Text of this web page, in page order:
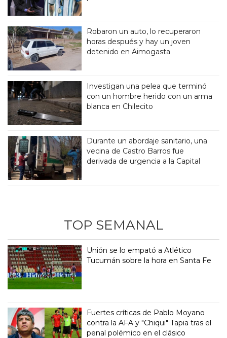
Robaron un auto, lo recuperaron
horas después y hay un joven
detenido en Aimogasta
Investigan una pelea que terminó
con un hombre herido con un arma
blanca en Chilecito
Durante un abordaje sanitario, una
vecina de Castro Barros fue
derivada de urgencia a la Capital
TOP SEMANAL
Unión se lo empató a Atlético
Tucumán sobre la hora en Santa Fe
Fuertes críticas de Pablo Moyano
contra la AFA y "Chiqui" Tapia tras el
penal polémico en el clásico